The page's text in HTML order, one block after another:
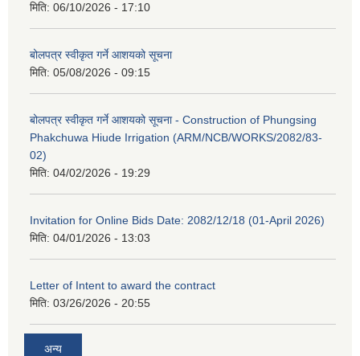
मिति: 06/10/2026 - 17:10
बोलपत्र स्वीकृत गर्ने आशयको सूचना
मिति: 05/08/2026 - 09:15
बोलपत्र स्वीकृत गर्ने आशयको सूचना - Construction of Phungsing
Phakchuwa Hiude Irrigation (ARM/NCB/WORKS/2082/83-
02)
मिति: 04/02/2026 - 19:29
Invitation for Online Bids Date: 2082/12/18 (01-April 2026)
मिति: 04/01/2026 - 13:03
Letter of Intent to award the contract
मिति: 03/26/2026 - 20:55
अन्य